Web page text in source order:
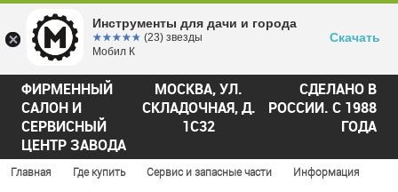
ФИРМЕННЫЙ
САЛОН И
СЕРВИСНЫЙ
ЦЕНТР ЗАВОДА
МОСКВА, УЛ.
СКЛАДОЧНАЯ, Д.
1С32
СДЕЛАНО В
РОССИИ. С 1988
ГОДА
Главная Где купить Сервис и запасные части Информация
Инструменты для дачи и города
☆☆☆☆☆
★★★★★ (23) звезды
Мобил К
Скачать